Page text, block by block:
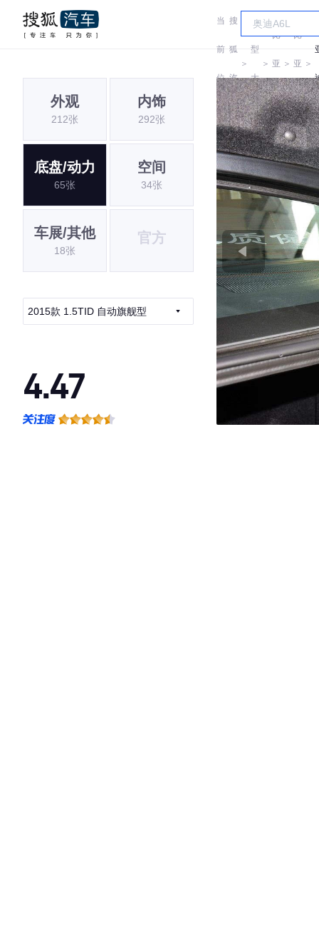
当
前
位
置:
搜
狐
汽
车
＞
车
型
大
全
＞
比
亚
迪
＞
比
亚
迪
＞
外观
212张
内饰
292张
底盘/动力
65张
空间
34张
车展/其他
18张
官方
2015款 1.5TID 自动旗舰型
4.47